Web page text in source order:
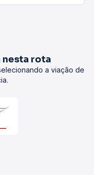
nesta rota
a viação de